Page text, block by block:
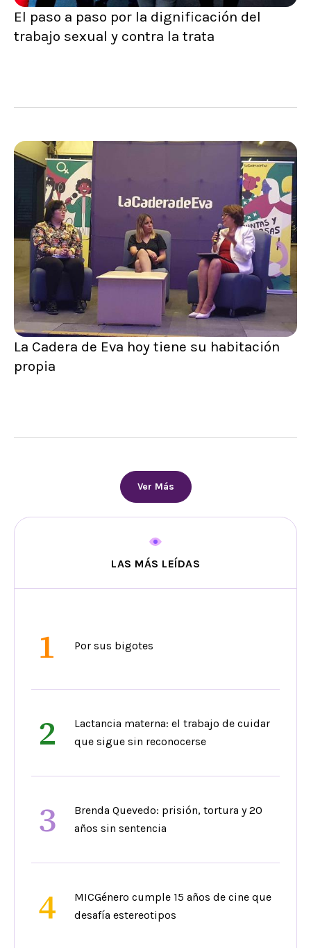
El paso a paso por la dignificación del
trabajo sexual y contra la trata
La Cadera de Eva hoy tiene su habitación
propia
Ver Más
LAS MÁS LEÍDAS
1 Por sus bigotes
2
Lactancia materna: el trabajo de cuidar
que sigue sin reconocerse
3
Brenda Quevedo: prisión, tortura y 20
años sin sentencia
4
MICGénero cumple 15 años de cine que
desafía estereotipos